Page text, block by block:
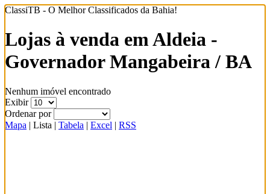
ClassiTB - O Melhor Classificados da Bahia!
Lojas à venda em Aldeia -
Governador Mangabeira / BA
Nenhum imóvel encontrado
Exibir
Ordenar por
Mapa | Lista | Tabela | Excel | RSS